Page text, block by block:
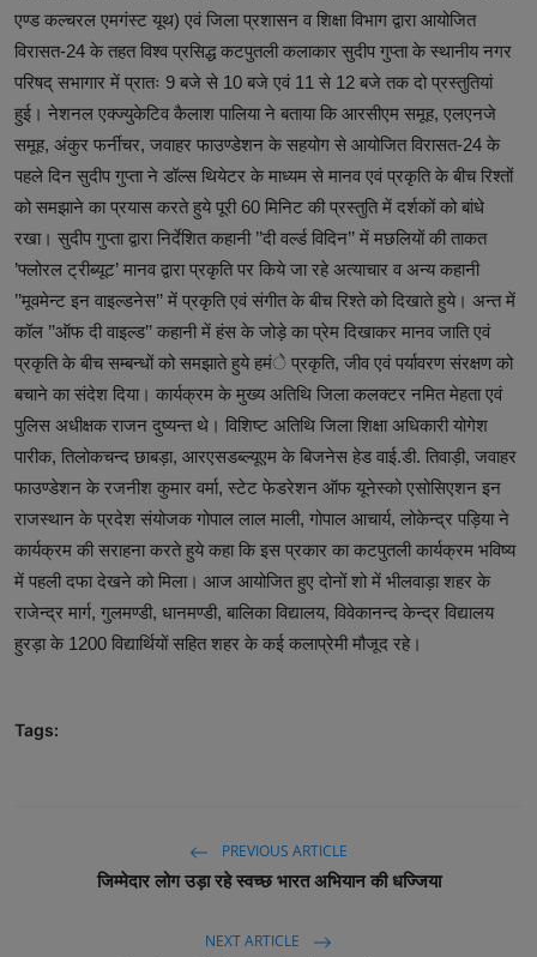
एण्ड कल्चरल एमगंस्ट यूथ) एवं जिला प्रशासन व शिक्षा विभाग द्वारा आयोजित
विरासत-24 के तहत विश्व प्रसिद्ध कटपुतली कलाकार सुदीप गुप्ता के स्थानीय नगर
परिषद् सभागार में प्रातः 9 बजे से 10 बजे एवं 11 से 12 बजे तक दो प्रस्तुतियां
हुई। नेशनल एक्ज्युकेटिव कैलाश पालिया ने बताया कि आरसीएम समूह, एलएनजे
समूह, अंकुर फर्नीचर, जवाहर फाउण्डेशन के सहयोग से आयोजित विरासत-24 के
पहले दिन सुदीप गुप्ता ने डॉल्स थियेटर के माध्यम से मानव एवं प्रकृति के बीच रिश्तों
को समझाने का प्रयास करते हुये पूरी 60 मिनिट की प्रस्तुति में दर्शकों को बांधे
रखा। सुदीप गुप्ता द्वारा निर्देशित कहानी ’’दी वर्ल्ड विदिन’’ में मछलियों की ताकत
’फ्लोरल ट्रीब्यूट’ मानव द्वारा प्रकृति पर किये जा रहे अत्याचार व अन्य कहानी
’’मूवमेन्ट इन वाइल्डनेस’’ में प्रकृति एवं संगीत के बीच रिश्ते को दिखाते हुये। अन्त में
कॉल ’’ऑफ दी वाइल्ड’’ कहानी में हंस के जोड़े का प्रेम दिखाकर मानव जाति एवं
प्रकृति के बीच सम्बन्धों को समझाते हुये हमंे प्रकृति, जीव एवं पर्यावरण संरक्षण को
बचाने का संदेश दिया। कार्यक्रम के मुख्य अतिथि जिला कलक्टर नमित मेहता एवं
पुलिस अधीक्षक राजन दुष्यन्त थे। विशिष्ट अतिथि जिला शिक्षा अधिकारी योगेश
पारीक, तिलोकचन्द छाबड़ा, आरएसडब्ल्यूएम के बिजनेस हेड वाई.डी. तिवाड़ी, जवाहर
फाउण्डेशन के रजनीश कुमार वर्मा, स्टेट फेडरेशन ऑफ यूनेस्को एसोसिएशन इन
राजस्थान के प्रदेश संयोजक गोपाल लाल माली, गोपाल आचार्य, लोकेन्द्र पड़िया ने
कार्यक्रम की सराहना करते हुये कहा कि इस प्रकार का कटपुतली कार्यक्रम भविष्य
में पहली दफा देखने को मिला। आज आयोजित हुए दोनों शो में भीलवाड़ा शहर के
राजेन्द्र मार्ग, गुलमण्डी, धानमण्डी, बालिका विद्यालय, विवेकानन्द केन्द्र विद्यालय
हुरड़ा के 1200 विद्यार्थियों सहित शहर के कई कलाप्रेमी मौजूद रहे।
Tags:
PREVIOUS ARTICLE
जिम्मेदार लोग उड़ा रहे स्वच्छ भारत अभियान की धज्जिया
NEXT ARTICLE